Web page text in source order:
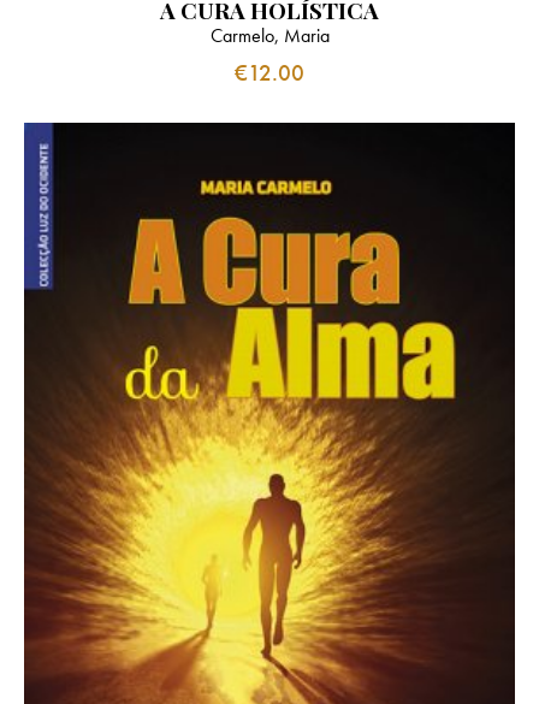
A CURA HOLÍSTICA
Carmelo, Maria
€12.00